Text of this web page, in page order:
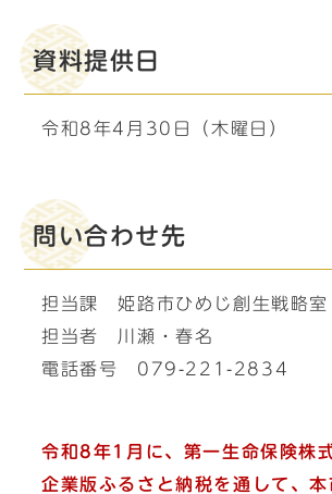
資料提供日
令和8年4月30日（木曜日）
問い合わせ先
担当課 姫路市ひめじ創生戦略室
担当者 川瀬・春名
電話番号 079-221-2834
令和8年1月に、第一生命保険株
企業版ふるさと納税を通して、本